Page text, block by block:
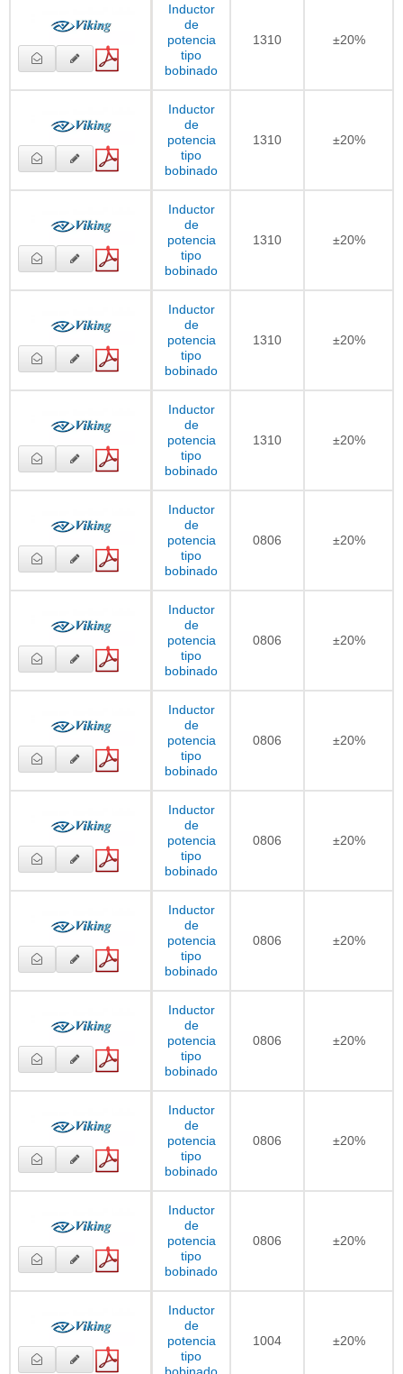
Inductor
de
potencia
tipo
bobinado
1310 ±20%
Inductor
de
potencia
tipo
bobinado
1310 ±20%
Inductor
de
potencia
tipo
bobinado
1310 ±20%
Inductor
de
potencia
tipo
bobinado
1310 ±20%
Inductor
de
potencia
tipo
bobinado
1310 ±20%
Inductor
de
potencia
tipo
bobinado
0806 ±20%
Inductor
de
potencia
tipo
bobinado
0806 ±20%
Inductor
de
potencia
tipo
bobinado
0806 ±20%
Inductor
de
potencia
tipo
bobinado
0806 ±20%
Inductor
de
potencia
tipo
bobinado
0806 ±20%
Inductor
de
potencia
tipo
bobinado
0806 ±20%
Inductor
de
potencia
tipo
bobinado
0806 ±20%
Inductor
de
potencia
tipo
bobinado
0806 ±20%
Inductor
de
potencia
tipo
1004 ±20%